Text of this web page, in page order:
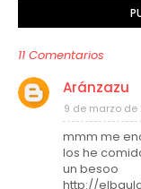
11 Comentarios
Aránzazu
9 de marzo de
mmm me
los he
un besoo
http://